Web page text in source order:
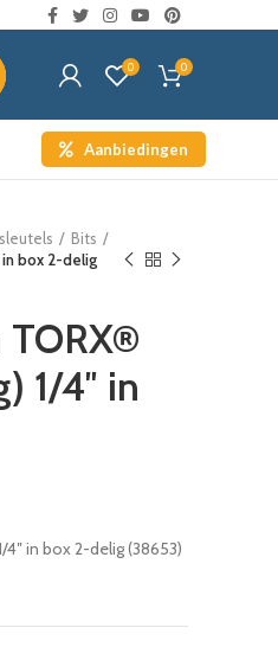
0 0
Aanbiedingen
Bits
in box 2-delig
1/4″ in
in box 2-delig (38653)